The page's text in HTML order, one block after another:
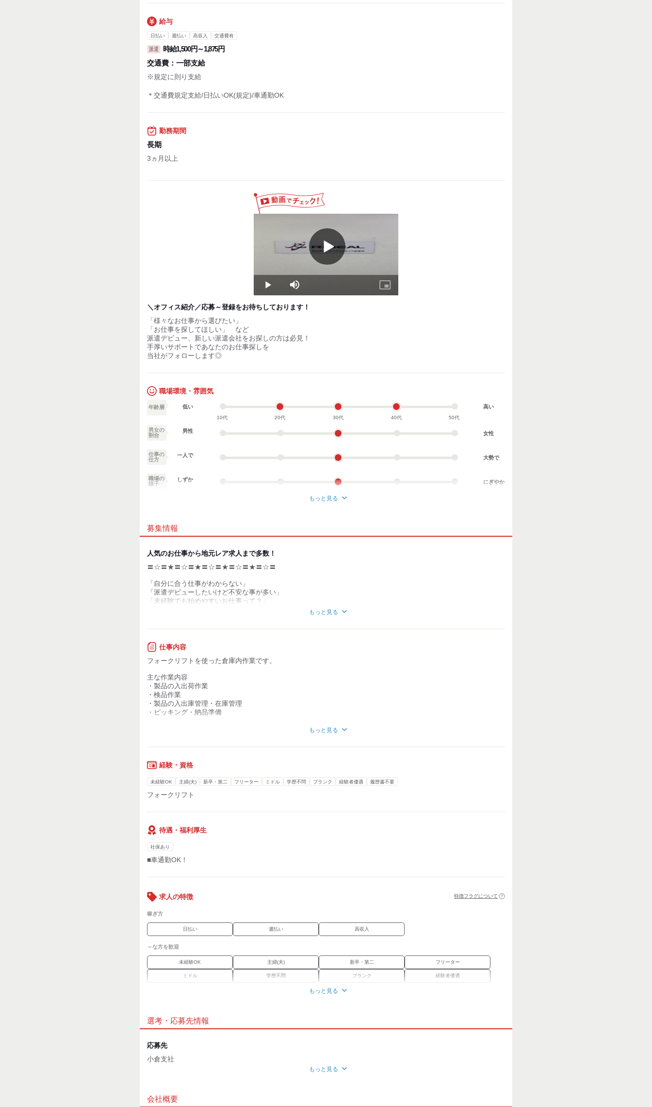
給与
日払い 週払い 高収入 交通費有
派遣
時給1,500円～1,875円
交通費： 一部支給
※規定に則り支給
＊交通費規定支給/日払いOK(規定)/車通勤OK
勤務期間
長期
3ヵ月以上
Play
Play Mute
Picture-
in-
＼オフィス紹介／応募～登録をお待ちしております！
「様々なお仕事から選びたい」
「お仕事を探してほしい」 など
派遣デビュー、新しい派遣会社をお探しの方は必見！
手厚いサポートであなたのお仕事探しを
当社がフォローします◎
職場環境・雰囲気
年齢層 低い
10代 20代 30代 40代 50代
高い
男女の
割合
男性 女性
仕事の
仕方
一人で 大勢で
職場の
様子
しずか にぎやか
個性が生かせる
デスクワーク
お客様との対話が
力仕事が少ない
もっと見る
募集情報
人気のお仕事から地元レア求人まで多数！
〓☆〓★〓☆〓★〓☆〓★〓☆〓★〓☆〓
「自分に合う仕事がわからない」
「派遣デビューしたいけど不安な事が多い」
「未経験でも始めやすいお仕事って？」
などなど
皆様のお仕事に関するお悩みに
丁寧に寄り添って、
満足いただける就業体験を
リディアルスタッフでは、
倉庫内軽作業からオフィスワークまで、
幅広い職種のお仕事をご紹介できます。
◇急にお金が必要
そんな時は日払いで解決できます◎
■フォロー体制も万全
━━━━━━━━━━━━
お仕事に関するご希望やお悩みに
より満足いただける就業経験を
■未経験求人・キャリアップ求人も
ご紹介が可能です！
＃経験・資格不要なお仕事
＃経験を活かせるお仕事
もっと見る
仕事内容
フォークリフトを使った倉庫内作業です。
主な作業内容
・製品の入出荷作業
・検品作業
・製品の入出庫管理・在庫管理
・ピッキング・納品準備
仕事が出来るようになるまで先輩が横で優しく教えてくれます。
自分のペースで仕事を進められるの最高の環境なので気になる方は是非ご応募ください！
もっと見る
経験・資格
未経験OK 主婦(夫) 新卒・第二 フリーター ミドル 学歴不問 ブランク 経験者優遇 履歴書不要
フォークリフト
待遇・福利厚生
社保あり
■車通勤OK！
求人の特徴 特徴フラグについて
稼ぎ方
日払い 週払い 高収入
～な方を歓迎
未経験OK 主婦(夫) 新卒・第二 フリーター
ミドル 学歴不問 ブランク 経験者優遇
魅力的な待遇
応募時のメリット
もっと見る
選考・応募先情報
応募先
小倉支社
最後までお読みいただきありがとうございます。
もっと見る
会社概要